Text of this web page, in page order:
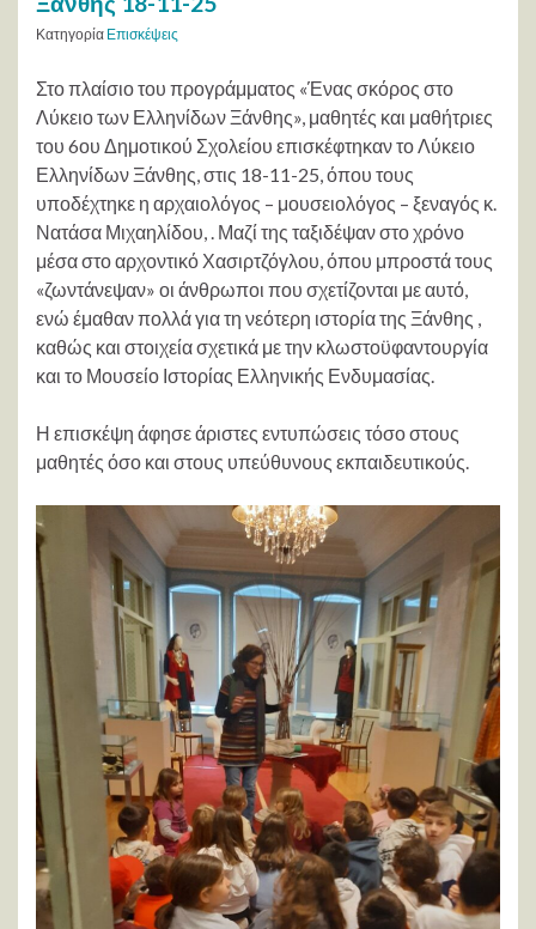
Κατηγορία Επισκέψεις
Στο πλαίσιο του προγράμματος «Ένας σκόρος στο
Λύκειο των Ελληνίδων Ξάνθης», μαθητές και μαθήτριες
του 6ου Δημοτικού Σχολείου επισκέφτηκαν το Λύκειο
Ελληνίδων Ξάνθης, στις 18-11-25, όπου τους
υποδέχτηκε η αρχαιολόγος – μουσειολόγος – ξεναγός κ.
Νατάσα Μιχαηλίδου, . Μαζί της ταξιδέψαν στο χρόνο
μέσα στο αρχοντικό Χασιρτζόγλου, όπου μπροστά τους
«ζωντάνεψαν» οι άνθρωποι που σχετίζονται με αυτό,
ενώ έμαθαν πολλά για τη νεότερη ιστορία της Ξάνθης ,
καθώς και στοιχεία σχετικά με την κλωστοϋφαντουργία
και το Μουσείο Ιστορίας Ελληνικής Ενδυμασίας.
Η επισκέψη άφησε άριστες εντυπώσεις τόσο στους
μαθητές όσο και στους υπεύθυνους εκπαιδευτικούς.